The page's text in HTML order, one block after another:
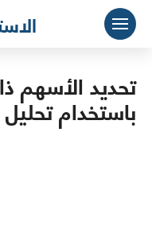
التجاوز
المحتوى
تحديد الأسهم
باستخدام